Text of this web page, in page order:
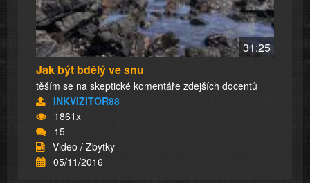
31:25
Jak být bdělý ve snu
těším se na skeptické komentáře zdejších docentů
INKVIZITOR88
1861x
15
Video / Zbytky
05/11/2016